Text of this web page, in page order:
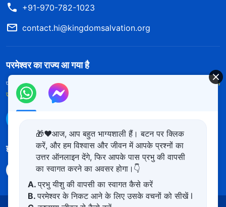
+91-970-782-1023
contact.hi@kingdomsalvation.org
परमेश्वर का राज्य आ गया है
परमेश्वर का राज्य पृथ्वी पर आ गया है! क्या आप इसमें प्रवेश करना चाहते हैं?
और अधिक
जानें
हमारा अनुसरण करें
🎁❤️आज, आप बहुत भाग्यशाली हैं। बटन पर क्लिक
करें, और हम विश्वास और जीवन में आपके प्रश्नों का
उत्तर ऑनलाइन देंगे, फिर आपके पास प्रभु की वापसी
का स्वागत करने का अवसर होगा।👇
A.प्रभु यीशु की वापसी का स्वागत कैसे करें
B.परमेश्वर के निकट आने के लिए उसके वचनों को सीखें l